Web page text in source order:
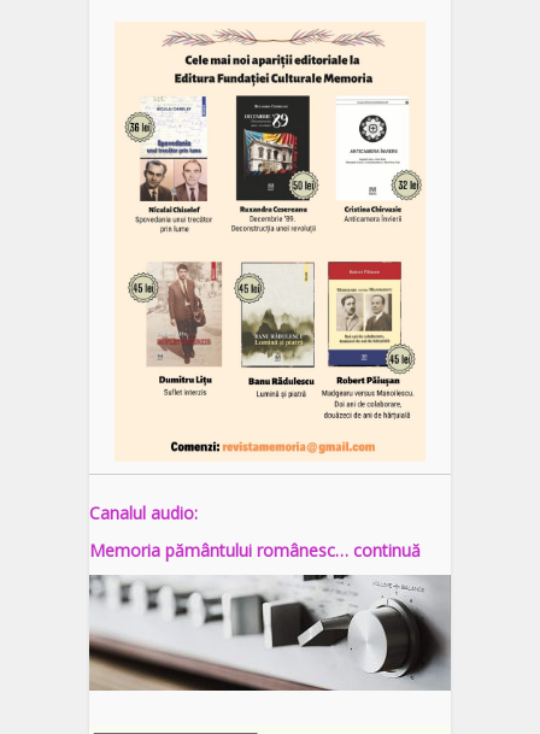
Canalul audio:
Memoria pământului românesc… continuă